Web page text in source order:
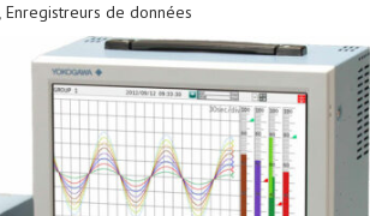
, Enregistreurs de données